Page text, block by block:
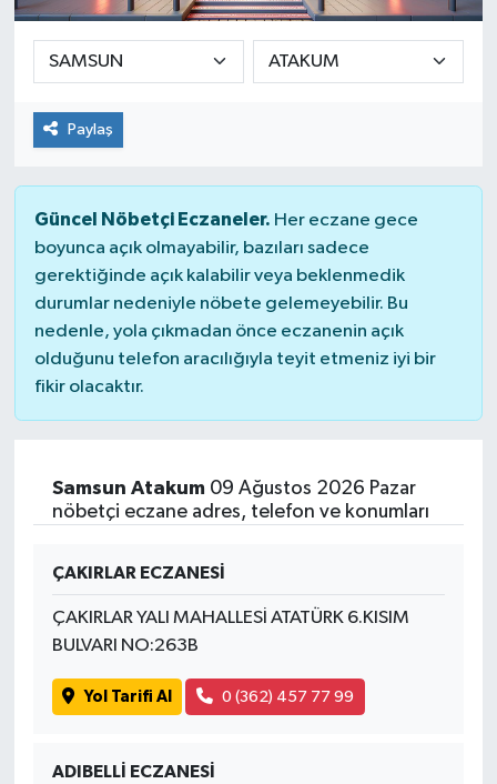
Paylaş
Güncel Nöbetçi Eczaneler. Her eczane gece
boyunca açık olmayabilir, bazıları sadece
gerektiğinde açık kalabilir veya beklenmedik
durumlar nedeniyle nöbete gelemeyebilir. Bu
nedenle, yola çıkmadan önce eczanenin açık
olduğunu telefon aracılığıyla teyit etmeniz iyi bir
fikir olacaktır.
Samsun Atakum09 Ağustos 2026 Pazar
nöbetçi eczane adres, telefon ve konumları
ÇAKIRLAR ECZANESİ
ÇAKIRLAR YALI MAHALLESİ ATATÜRK 6.KISIM
BULVARI NO:263B
Yol Tarifi Al 0 (362) 457 77 99
ADIBELLİ ECZANESİ
Haber Arşivi